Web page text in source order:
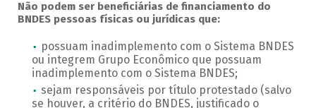
Não podem ser beneficiárias de financiamento do
BNDES pessoas físicas ou jurídicas que:
possuam inadimplemento com o Sistema BNDES
ou integrem Grupo Econômico que possuam
inadimplemento com o Sistema BNDES;
sejam responsáveis por título protestado (salvo
se houver, a critério do BNDES, justificado o